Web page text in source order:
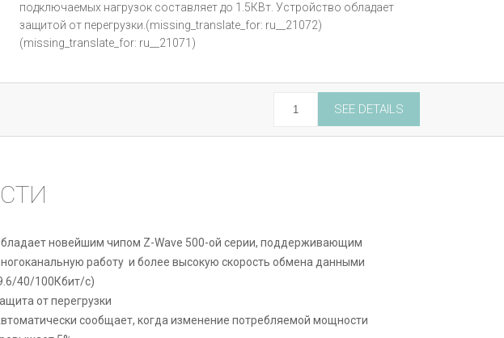
подключаемых нагрузок составляет до 1.5КВт. Устройство обладает
защитой от перегрузки. (missing_translate_for: ru__21072)
(missing_translate_for: ru__21071)
Micro
Switch
SEE DETAILS
новейшим чипом Z-Wave 500-ой серии, поддерживающим
работу и более высокую скорость обмена данными
40/100Кбит/с)
от перегрузки
сообщает, когда изменение потребляемой мощности